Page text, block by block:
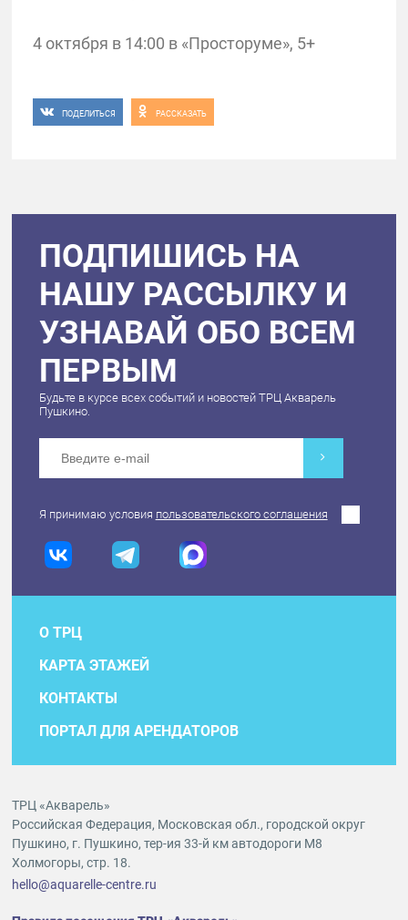
4 октября в 14:00 в «Просторуме», 5+
ПОДЕЛИТЬСЯ РАССКАЗАТЬ
ПОДПИШИСЬ НА
НАШУ РАССЫЛКУ И
УЗНАВАЙ ОБО ВСЕМ
ПЕРВЫМ
Будьте в курсе всех событий и новостей ТРЦ Акварель
Пушкино.
Я принимаю условия пользовательского соглашения
О ТРЦ
КАРТА ЭТАЖЕЙ
КОНТАКТЫ
ПОРТАЛ ДЛЯ АРЕНДАТОРОВ
ТРЦ «Акварель»
Российская Федерация, Московская обл., городской округ
Пушкино, г. Пушкино, тер-ия 33-й км автодороги М8
Холмогоры, стр. 18.
hello@aquarelle-centre.ru